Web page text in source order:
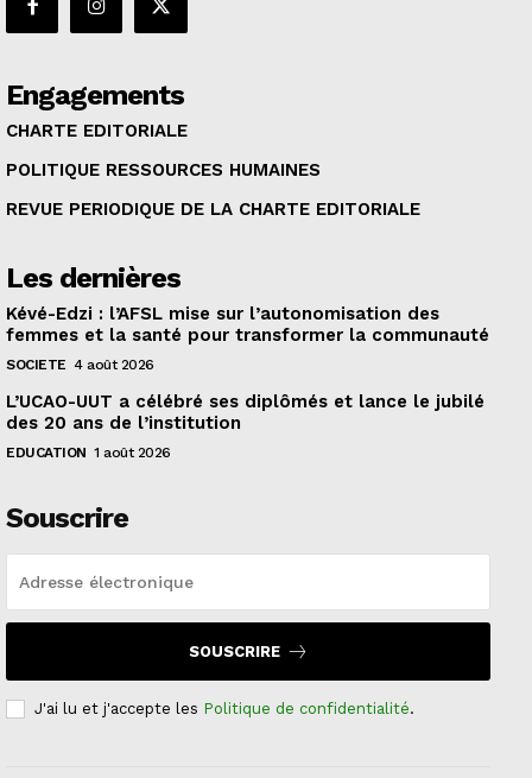
Engagements
CHARTE EDITORIALE
POLITIQUE RESSOURCES HUMAINES
REVUE PERIODIQUE DE LA CHARTE EDITORIALE
Les dernières
Kévé-Edzi : l’AFSL mise sur l’autonomisation des
femmes et la santé pour transformer la communauté
SOCIETE 4 août 2026
L’UCAO-UUT a célébré ses diplômés et lance le jubilé
des 20 ans de l’institution
EDUCATION 1 août 2026
Souscrire
SOUSCRIRE
J'ai lu et j'accepte les Politique de confidentialité.